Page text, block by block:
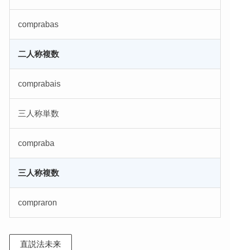
comprabas
二人称複数
comprabais
三人称単数
compraba
三人称複数
compraron
直説法未来